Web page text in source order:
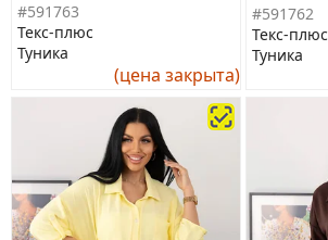
#591763
Текс-плюс
Туника
(цена закрыта)
#591762
Текс-плюс
Туника